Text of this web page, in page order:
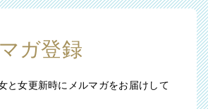
ガ登録
と女更新時にメルマガをお届けして